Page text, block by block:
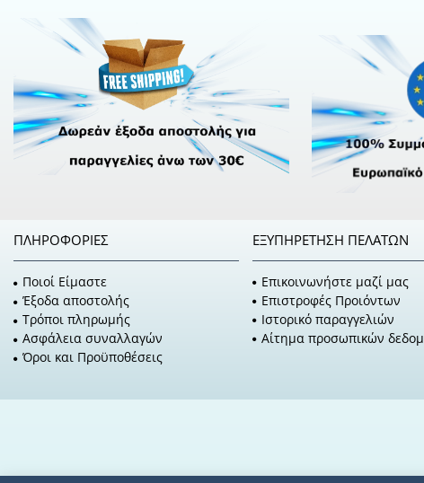
ΠΛΗΡΟΦΟΡΊΕΣ
Ποιοί Είμαστε
Έξοδα αποστολής
Τρόποι πληρωμής
Ασφάλεια συναλλαγών
Όροι και Προϋποθέσεις
ΕΞΥΠΗΡΈΤΗΣΗ ΠΕΛΑΤΏΝ
Επικοινωνήστε μαζί μας
Επιστροφές Προιόντων
Ιστορικό παραγγελιών
Αίτημα προσωπικών